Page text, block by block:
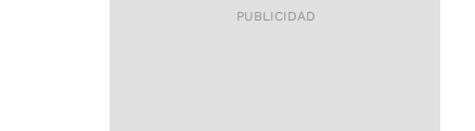
ACCESO FULL - $1.800/MES